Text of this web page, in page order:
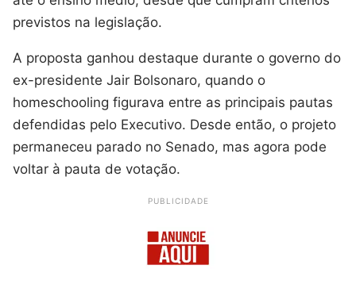
previstos na legislação.
A proposta ganhou destaque durante o governo do
ex-presidente Jair Bolsonaro, quando o
homeschooling figurava entre as principais pautas
defendidas pelo Executivo. Desde então, o projeto
permaneceu parado no Senado, mas agora pode
voltar à pauta de votação.
PUBLICIDADE